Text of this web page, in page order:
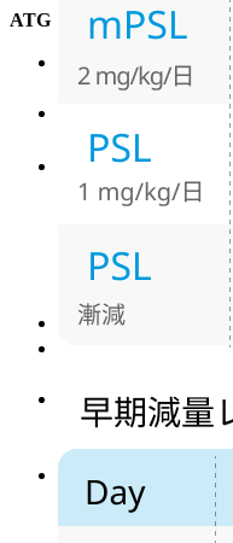
ATG
現在 ウサギATG (
(アトガム®)も使用
ウサギATGは
奨されている.¹⁾
日本､ 韓国､ 中国
り､
サイモグロブ
間で有効率・生存
ンボポエチン受容
せ効果も期待でき
与する必然性に乏し
アナフィラキシー
生理食塩液又は5％
ATGによるアレル
鎮痛薬､ 抗ヒスタ
はプレドニゾロン
ステロイドの投与法.